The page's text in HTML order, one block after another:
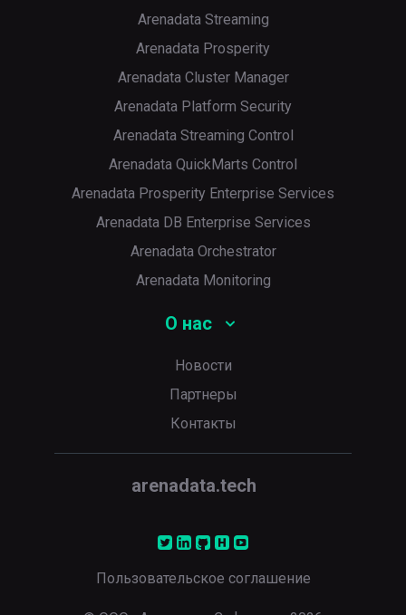
Arenadata Streaming
Arenadata Prosperity
Arenadata Cluster Manager
Arenadata Platform Security
Arenadata Streaming Control
Arenadata QuickMarts Control
Arenadata Prosperity Enterprise Services
Arenadata DB Enterprise Services
Arenadata Orchestrator
Arenadata Monitoring
О нас
Новости
Партнеры
Контакты
arenadata.tech
Пользовательское соглашение